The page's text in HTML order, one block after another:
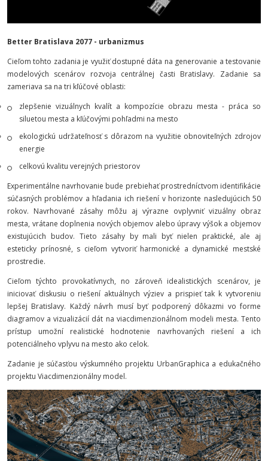
Better Bratislava 2077 - urbanizmus
Cieľom tohto zadania je využiť dostupné dáta na generovanie a testovanie
modelových scenárov rozvoja centrálnej časti Bratislavy. Zadanie sa
zameriava sa na tri kľúčové oblasti:
zlepšenie vizuálnych kvalít a kompozície obrazu mesta - práca so
siluetou mesta a kľúčovými pohľadmi na mesto
ekologickú udržateľnosť s dôrazom na využitie obnoviteľných zdrojov
energie
celkovú kvalitu verejných priestorov
Experimentálne navrhovanie bude prebiehať prostredníctvom identifikácie
súčasných problémov a hľadania ich riešení v horizonte nasledujúcich 50
rokov. Navrhované zásahy môžu aj výrazne ovplyvniť vizuálny obraz
mesta, vrátane doplnenia nových objemov alebo úpravy výšok a objemov
existujúcich budov. Tieto zásahy by mali byť nielen praktické, ale aj
esteticky prínosné, s cieľom vytvoriť harmonické a dynamické mestské
prostredie.
Cieľom týchto provokatívnych, no zároveň idealistických scenárov, je
iniciovať diskusiu o riešení aktuálnych výziev a prispieť tak k vytvoreniu
lepšej Bratislavy. Každý návrh musí byť podporený dôkazmi vo forme
diagramov a vizualizácií dát na viacdimenzionálnom modeli mesta. Tento
prístup umožní realistické hodnotenie navrhovaných riešení a ich
potenciálneho vplyvu na mesto ako celok.
Zadanie je súčasťou výskumného projektu UrbanGraphica a edukačného
projektu Viacdimenzionálny model.